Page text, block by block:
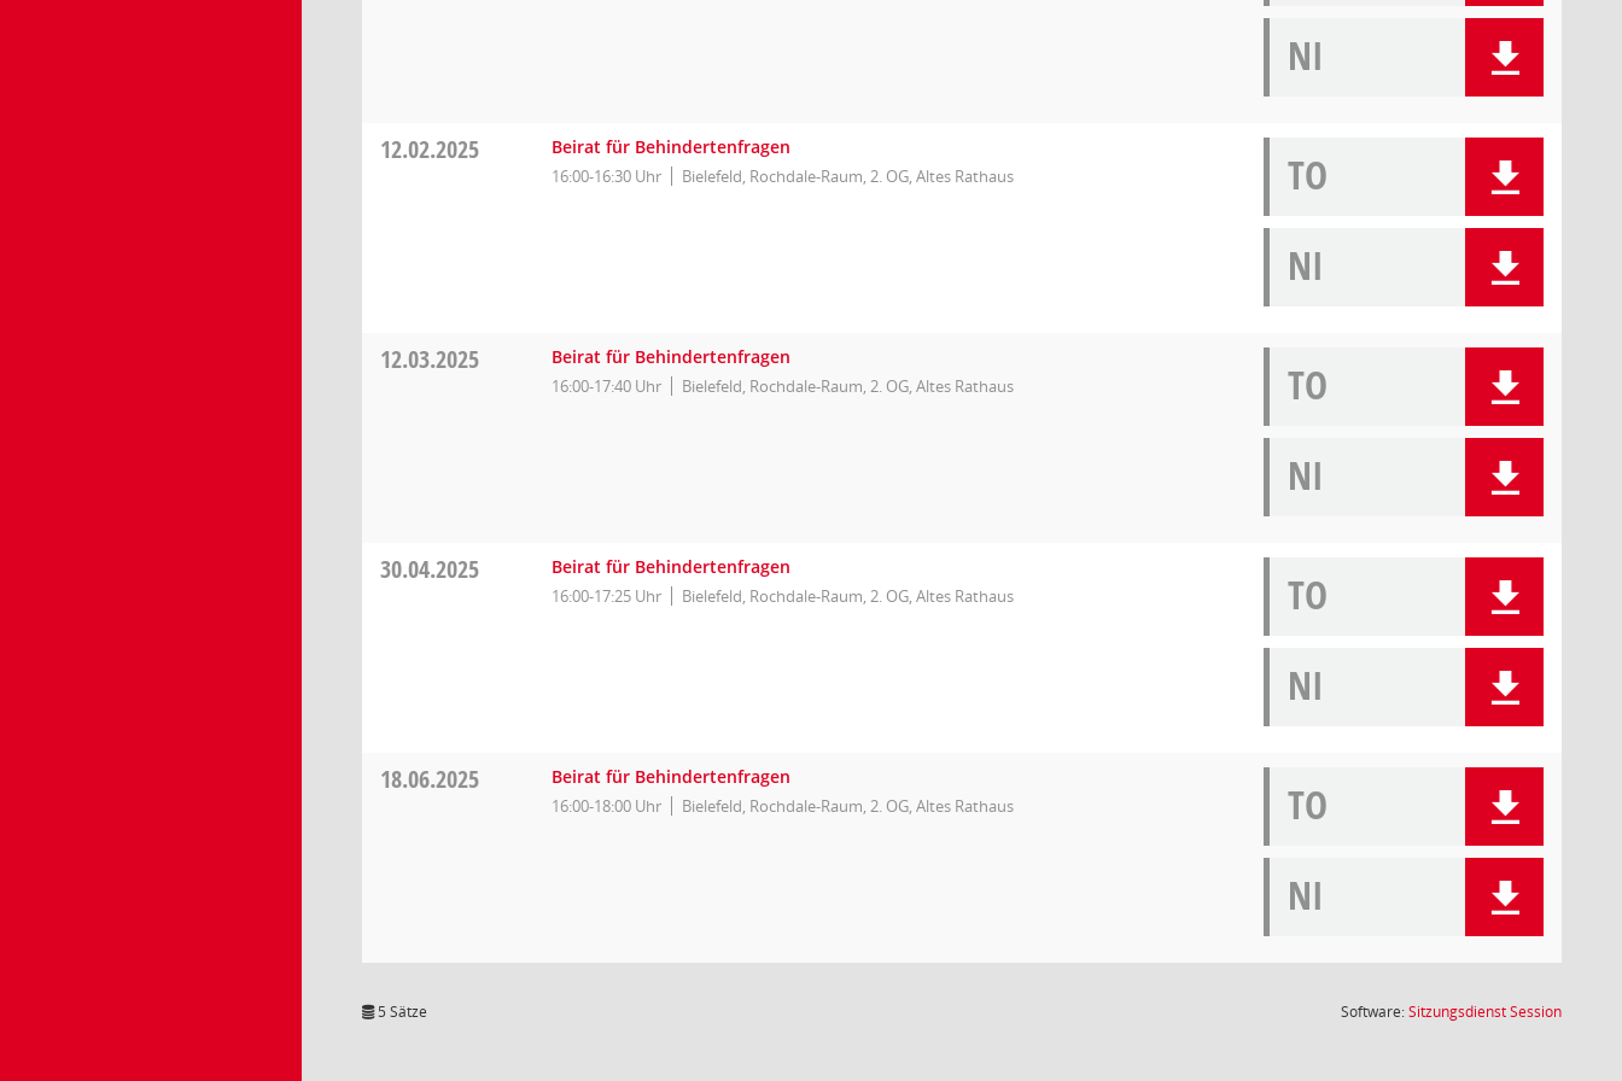
NI
12.02.2025 Beirat für Behindertenfragen
16:00-16:30 Uhr Bielefeld, Rochdale-Raum, 2. OG, Altes Rathaus
TO
NI
12.03.2025 Beirat für Behindertenfragen
16:00-17:40 Uhr Bielefeld, Rochdale-Raum, 2. OG, Altes Rathaus
TO
NI
30.04.2025 Beirat für Behindertenfragen
16:00-17:25 Uhr Bielefeld, Rochdale-Raum, 2. OG, Altes Rathaus
TO
NI
18.06.2025 Beirat für Behindertenfragen
16:00-18:00 Uhr Bielefeld, Rochdale-Raum, 2. OG, Altes Rathaus
TO
NI
5 Sätze Software:SitzungsdienstSession(Wird in